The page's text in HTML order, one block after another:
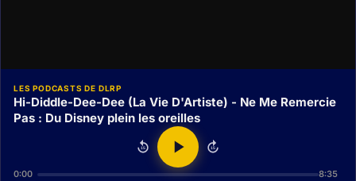
LES PODCASTS DE DLRP
Hi-Diddle-Dee-Dee (La Vie D'Artiste) - Ne Me Remercie
Pas : Du Disney plein les oreilles
15 15
0:00
8:35